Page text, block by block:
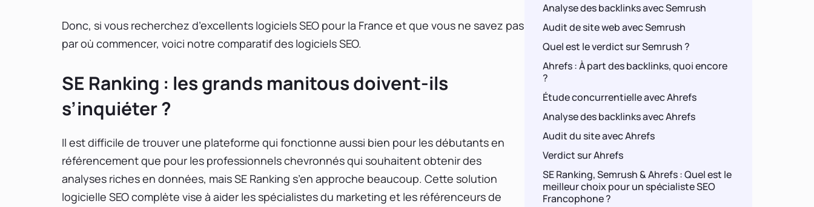
Donc, si vous recherchez d’excellents logiciels SEO pour la France et que vous ne savez pas
par où commencer, voici notre comparatif des logiciels SEO.
SE Ranking : les grands manitous doivent-ils
s’inquiéter ?
Il est difficile de trouver une plateforme qui fonctionne aussi bien pour les débutants en
référencement que pour les professionnels chevronnés qui souhaitent obtenir des
analyses riches en données, mais SE Ranking s’en approche beaucoup. Cette solution
logicielle SEO complète vise à aider les spécialistes du marketing et les référenceurs de
Analyse des backlinks avec Semrush
Audit de site web avec Semrush
Quel est le verdict sur Semrush ?
Ahrefs : À part des backlinks, quoi encore
?
Étude concurrentielle avec Ahrefs
Analyse des backlinks avec Ahrefs
Audit du site avec Ahrefs
Verdict sur Ahrefs
SE Ranking, Semrush & Ahrefs : Quel est le
meilleur choix pour un spécialiste SEO
Francophone ?